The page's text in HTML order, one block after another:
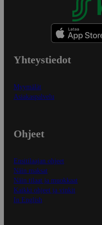
Yhteystiedot
Myymälät
Asiakaspalvelu
Ohjeet
Ensitilaajan ohjeet
Näin maksat
Näin tilaat ja muokkaat
Kaikki ohjeet ja vinkit
In English